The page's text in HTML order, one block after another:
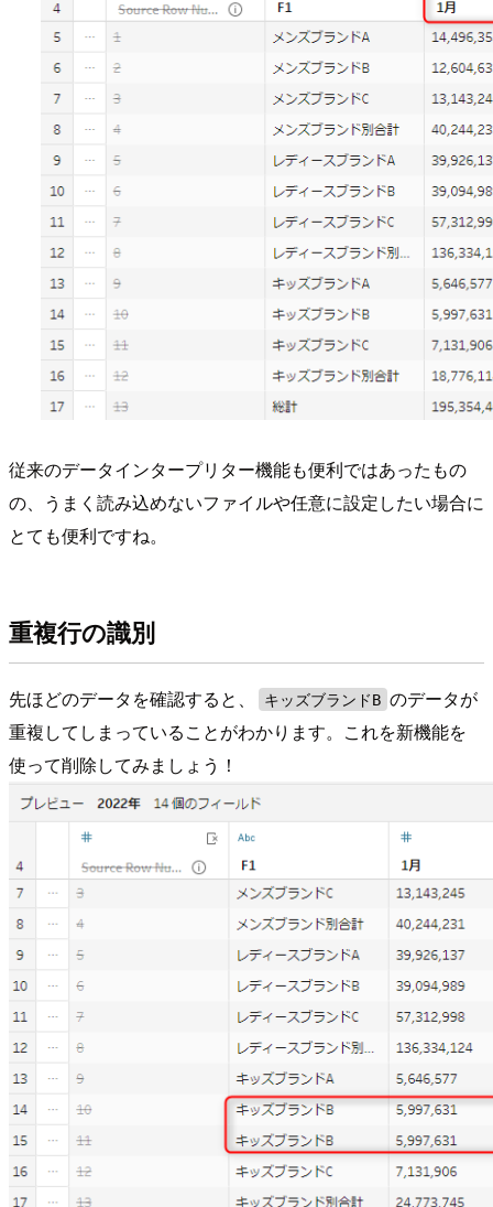
従来のデータインタープリター機能も便利ではあったもの
の、うまく読み込めないファイルや任意に設定したい場合に
とても便利ですね。
重複行の識別
先ほどのデータを確認すると、 キッズブランドB のデータが
重複してしまっていることがわかります。これを新機能を
使って削除してみましょう！